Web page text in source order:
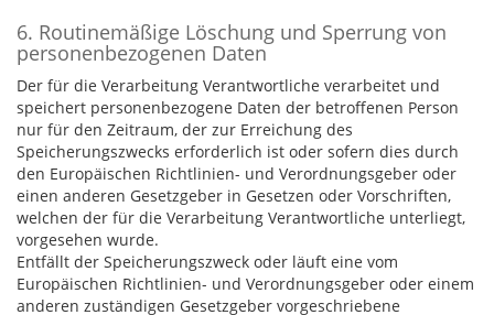
6. Routinemäßige Löschung und Sperrung von
personenbezogenen Daten
Der für die Verarbeitung Verantwortliche verarbeitet und
speichert personenbezogene Daten der betroffenen Person
nur für den Zeitraum, der zur Erreichung des
Speicherungszwecks erforderlich ist oder sofern dies durch
den Europäischen Richtlinien- und Verordnungsgeber oder
einen anderen Gesetzgeber in Gesetzen oder Vorschriften,
welchen der für die Verarbeitung Verantwortliche unterliegt,
vorgesehen wurde.
Entfällt der Speicherungszweck oder läuft eine vom
Europäischen Richtlinien- und Verordnungsgeber oder einem
anderen zuständigen Gesetzgeber vorgeschriebene